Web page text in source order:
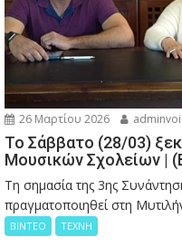
26 Μαρτίου 2026
Το Σάββατο (28/03)
Μουσικών Σχολείων |
Τη σημασία της 3ης
πραγματοποιηθεί στη
ΒΙΝΤΕΟ ΤΕΧΝΗ